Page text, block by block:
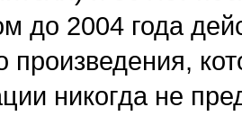
до 2004 года
произведения,
никогда не